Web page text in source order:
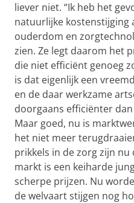
liever niet. “Ik heb het
natuurlijke kostenstijging
ouderdom en
zien. Ze legt daarom het
die niet efficiënt genoeg
is dat eigenlijk een
en de daar werkzame
doorgaans efficiënter
Maar goed, nu is
het niet meer
prikkels in de zorg zijn nu
markt is een keiharde
scherpe prijzen. Nu
de welvaart stijgen nog